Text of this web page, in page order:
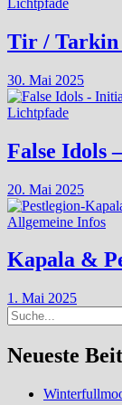
Tir / Tarkin
30. Mai 2025
Lichtpfade
False Idols
20. Mai 2025
Allgemeine Infos
Kapala &
1. Mai 2025
Suche
Neueste